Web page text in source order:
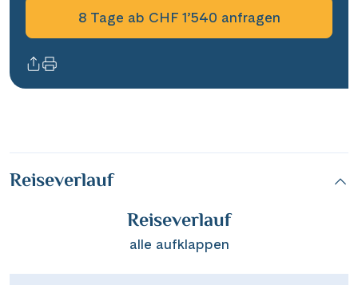
Reisekalender
Reisegutscheine
Reisekataloge
8 Tage ab CHF 1’540 anfragen
Reiseverlauf
Reiseverlauf
alle aufklappen